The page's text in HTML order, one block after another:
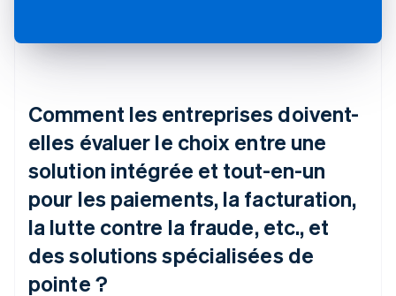
Comment les entreprises doivent-
elles évaluer le choix entre une
solution intégrée et tout-en-un
pour les paiements, la facturation,
la lutte contre la fraude, etc., et
des solutions spécialisées de
pointe ?